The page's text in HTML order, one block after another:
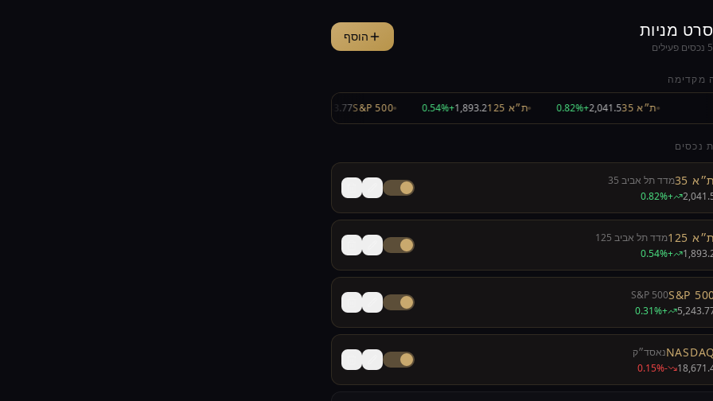
סרט מניות
5 נכסים פעילים
הוסף
מקדימה
ת״א 35 2,041.5
+0.82% ת״א 125 1,893.2
+0.54%
S&P 500
5,243.77
נכסים
ת״א 35
מדד תל אביב 35
+0.82%
ת״א 125
מדד תל אביב 125
+0.54%
S&P
S&P 500
+0.31%
NASDAQנאסד״ק
-0.15%